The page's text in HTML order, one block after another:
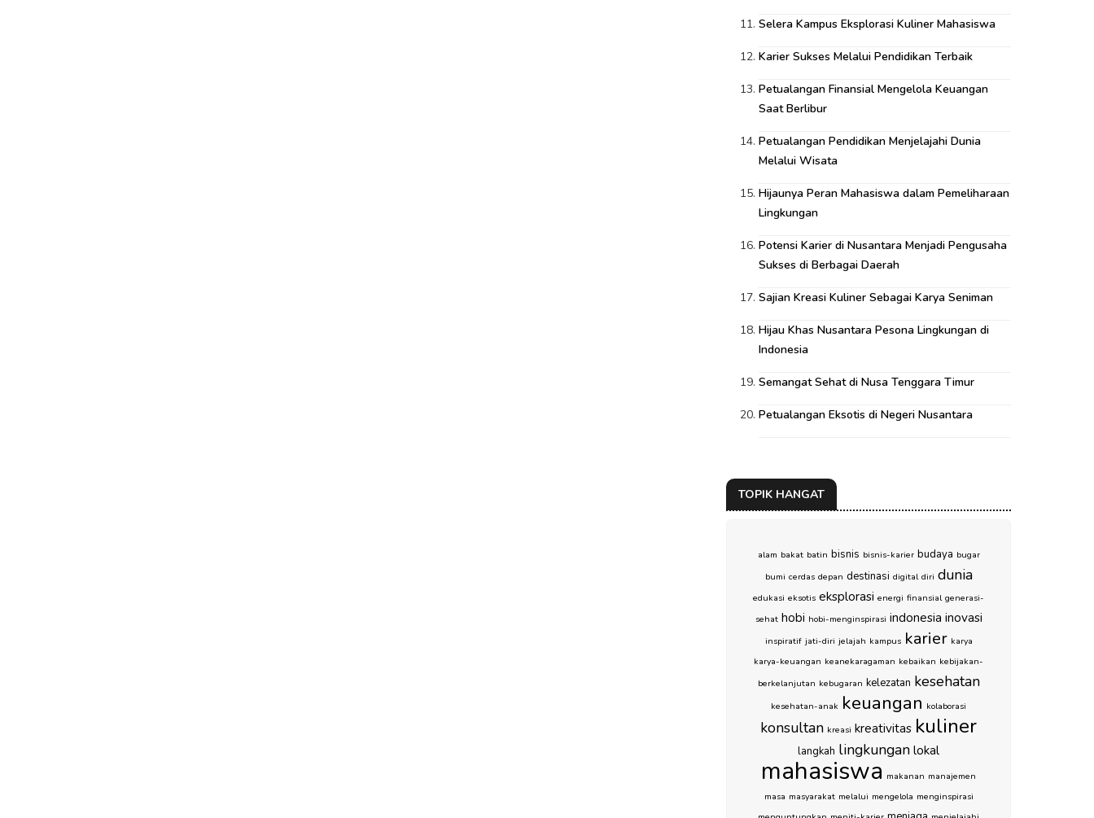
Selera Kampus Eksplorasi Kuliner Mahasiswa
Karier Sukses Melalui Pendidikan Terbaik
Petualangan Finansial Mengelola Keuangan
Saat Berlibur
Petualangan Pendidikan Menjelajahi Dunia
Melalui Wisata
Hijaunya Peran Mahasiswa dalam Pemeliharaan
Lingkungan
Potensi Karier di Nusantara Menjadi Pengusaha
Sukses di Berbagai Daerah
Sajian Kreasi Kuliner Sebagai Karya Seniman
Hijau Khas Nusantara Pesona Lingkungan di
Indonesia
Semangat Sehat di Nusa Tenggara Timur
Petualangan Eksotis di Negeri Nusantara
TOPIK HANGAT
alam bakat batin bisnis bisnis-karier budaya bugar
bumi cerdas depan destinasi digital diri dunia
edukasi eksotis eksplorasi energi finansial generasi-
sehat hobi hobi-menginspirasi indonesia inovasi
inspiratif jati-diri jelajah kampus karier karya
karya-keuangan keanekaragaman kebaikan kebijakan-
berkelanjutan kebugaran kelezatan kesehatan
kesehatan-anak keuangan kolaborasi
konsultan kreasi kreativitas kuliner
langkah lingkungan lokal
mahasiswa makanan manajemen
masa masyarakat melalui mengelola menginspirasi